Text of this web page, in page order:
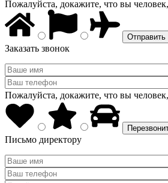
Пожалуйста, докажите, что вы
Заказать звонок
Пожалуйста, докажите, что вы
Письмо директору